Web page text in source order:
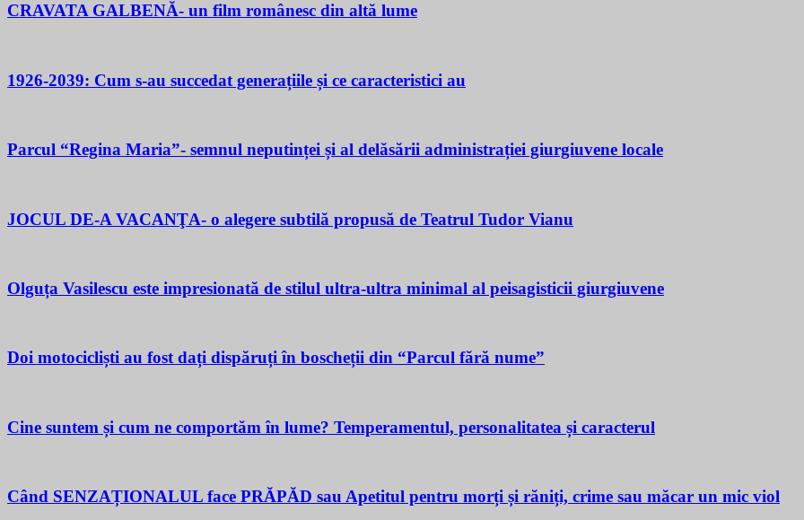
CRAVATA GALBENĂ- un film românesc din altă lume
1926-2039: Cum s-au succedat generațiile și ce caracteristici au
Parcul “Regina Maria”- semnul neputinței și al delăsării administrației giurgiuvene locale
JOCUL DE-A VACANŢA- o alegere subtilă propusă de Teatrul Tudor Vianu
Olguța Vasilescu este impresionată de stilul ultra-ultra minimal al peisagisticii giurgiuvene
Doi motocicliști au fost dați dispăruți în boscheții din “Parcul fără nume”
Cine suntem și cum ne comportăm în lume? Temperamentul, personalitatea și caracterul
Când SENZAȚIONALUL face PRĂPĂD sau Apetitul pentru morți și răniți, crime sau măcar un mic viol